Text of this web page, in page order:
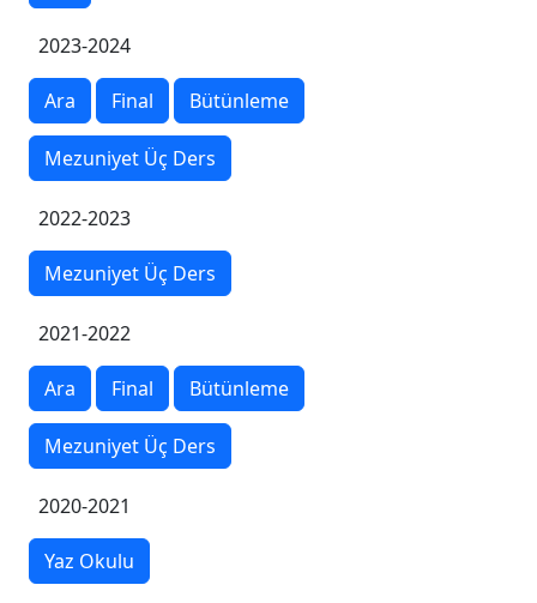
2023-2024
Ara Final Bütünleme
Mezuniyet Üç Ders
2022-2023
Mezuniyet Üç Ders
2021-2022
Ara Final Bütünleme
Mezuniyet Üç Ders
2020-2021
Yaz Okulu